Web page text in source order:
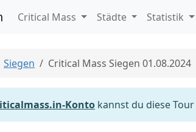
Critical Mass Städte Statistik
Siegen Critical Mass Siegen 01.08.2024
Konto kannst du diese